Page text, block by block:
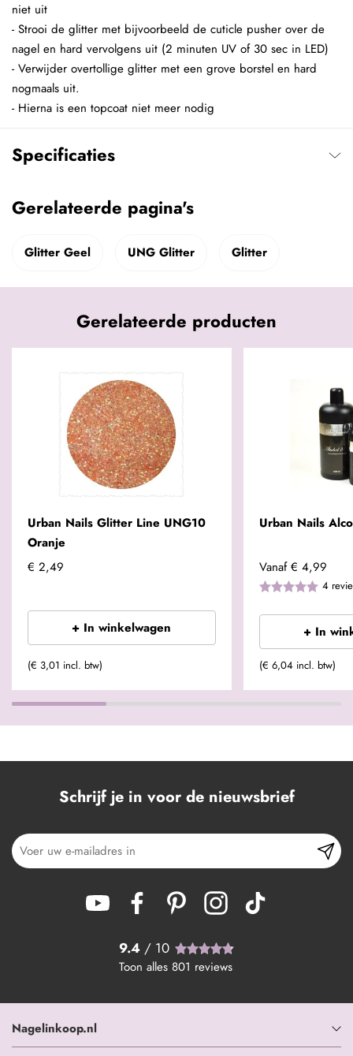
niet uit
- Strooi de glitter met bijvoorbeeld de cuticle pusher over de
nagel en hard vervolgens uit (2 minuten UV of 30 sec in LED)
- Verwijder overtollige glitter met een grove borstel en hard
nogmaals uit.
- Hierna is een topcoat niet meer nodig
Specificaties
Gerelateerde pagina's
Glitter Geel UNG Glitter Glitter
Gerelateerde producten
Urban Nails Glitter Line UNG10
Oranje
€ 2,49
+ In winkelwagen
(€ 3,01 incl. btw)
Urban Nails
Vanaf € 4,99
4
+ In
(€ 6,04 incl. btw)
Schrijf je in voor de nieuwsbrief
9.4 / 10
Toon alles 801 reviews
Nagelinkoop.nl